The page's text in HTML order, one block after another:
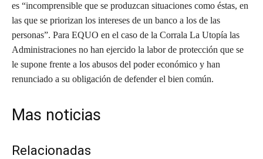
es “incomprensible que se produzcan situaciones como éstas, en
las que se priorizan los intereses de un banco a los de las
personas”. Para EQUO en el caso de la Corrala La Utopía las
Administraciones no han ejercido la labor de protección que se
le supone frente a los abusos del poder económico y han
renunciado a su obligación de defender el bien común.
Mas noticias
Relacionadas